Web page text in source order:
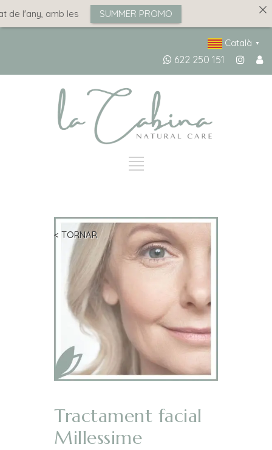
Català ▼
622 250 151
Tractament facial
Millessime
< TORNAR
l'any, amb les SUMMER PROMO